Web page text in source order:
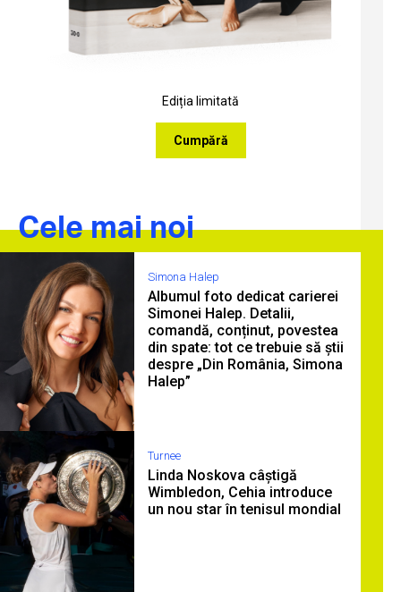
Ediția limitată
Cumpără
Cele mai noi
Simona Halep
Albumul foto dedicat carierei
Simonei Halep. Detalii,
comandă, conținut, povestea
din spate: tot ce trebuie să știi
despre „Din România, Simona
Halep”
Turnee
Linda Noskova câștigă
Wimbledon, Cehia introduce
un nou star în tenisul mondial